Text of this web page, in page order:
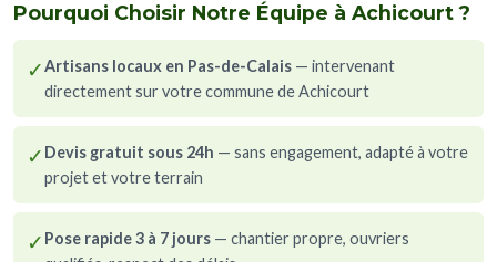
Pourquoi Choisir Notre Équipe à Achicourt ?
✓Artisans locaux en Pas-de-Calais — intervenant
directement sur votre commune de Achicourt
✓ Devis gratuit sous 24h — sans engagement, adapté à votre
projet et votre terrain
✓ Pose rapide 3 à 7 jours — chantier propre, ouvriers